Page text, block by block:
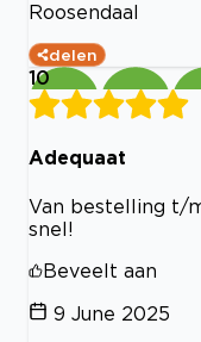
Roosendaal
delen
10
Adequaat
Van bestelling t/
snel!
Beveelt aan
9 June 2025